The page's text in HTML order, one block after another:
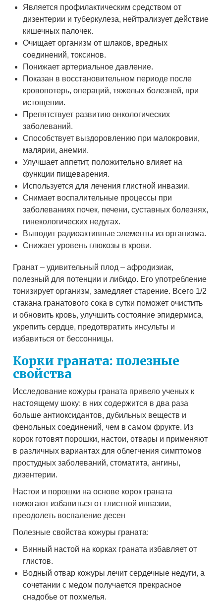
Является профилактическим средством от
дизентерии и туберкулеза, нейтрализует действие
кишечных палочек.
Очищает организм от шлаков, вредных
соединений, токсинов.
Понижает артериальное давление.
Показан в восстановительном периоде после
кровопотерь, операций, тяжелых болезней, при
истощении.
Препятствует развитию онкологических
заболеваний.
Способствует выздоровлению при малокровии,
малярии, анемии.
Улучшает аппетит, положительно влияет на
функции пищеварения.
Используется для лечения глистной инвазии.
Снимает воспалительные процессы при
заболеваниях почек, печени, суставных болезнях,
гинекологических недугах.
Выводит радиоактивные элементы из организма.
Снижает уровень глюкозы в крови.
Гранат – удивительный плод – афродизиак,
полезный для потенции и либидо. Его употребление
тонизирует организм, замедляет старение. Всего 1/2
стакана гранатового сока в сутки поможет очистить
и обновить кровь, улучшить состояние эпидермиса,
укрепить сердце, предотвратить инсульты и
избавиться от бессонницы.
Корки граната: полезные
свойства
Исследование кожуры граната привело ученых к
настоящему шоку: в них содержится в два раза
больше антиоксидантов, дубильных веществ и
фенольных соединений, чем в самом фрукте. Из
корок готовят порошки, настои, отвары и применяют
в различных вариантах для облегчения симптомов
простудных заболеваний, стоматита, ангины,
дизентерии.
Настои и порошки на основе корок граната
помогают избавиться от глистной инвазии,
преодолеть воспаление десен
Полезные свойства кожуры граната:
Винный настой на корках граната избавляет от
глистов.
Водный отвар кожуры лечит сердечные недуги, а
сочетании с медом получается прекрасное
снадобье от похмелья.